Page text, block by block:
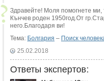
Здравейте! Моля помогнете
Кънчев роден 1950год.От
него.Благодаря ви!
Тема: Болгария – Поиск
25.02.2018
Ответы экспертов: